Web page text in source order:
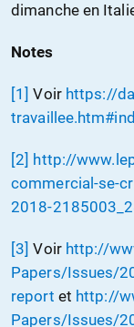
dimanche en
Notes
[1] Voir https://
[2] http://
commercial-se-
2018-
[3] Voir http://
Papers/Issues/
report et http://
Papers/Issues/